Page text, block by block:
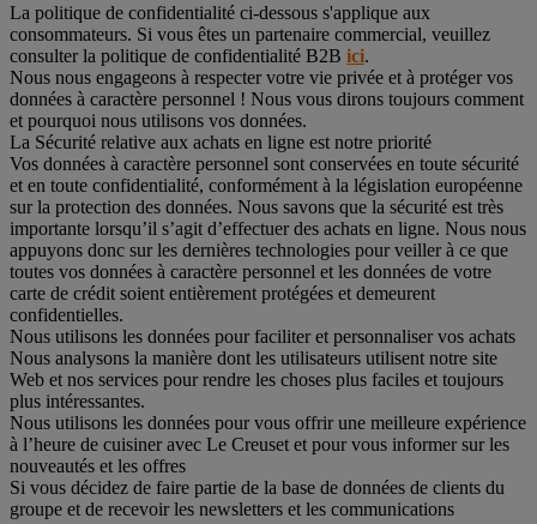
La politique de confidentialité ci-dessous s'applique aux
consommateurs. Si vous êtes un partenaire commercial, veuillez
consulter la politique de confidentialité B2B ici.
Nous nous engageons à respecter votre vie privée et à protéger vos
données à caractère personnel ! Nous vous dirons toujours comment
et pourquoi nous utilisons vos données.
La Sécurité relative aux achats en ligne est notre priorité
Vos données à caractère personnel sont conservées en toute sécurité
et en toute confidentialité, conformément à la législation européenne
sur la protection des données. Nous savons que la sécurité est très
importante lorsqu’il s’agit d’effectuer des achats en ligne. Nous nous
appuyons donc sur les dernières technologies pour veiller à ce que
toutes vos données à caractère personnel et les données de votre
carte de crédit soient entièrement protégées et demeurent
confidentielles.
Nous utilisons les données pour faciliter et personnaliser vos achats
Nous analysons la manière dont les utilisateurs utilisent notre site
Web et nos services pour rendre les choses plus faciles et toujours
plus intéressantes.
Nous utilisons les données pour vous offrir une meilleure expérience
à l’heure de cuisiner avec Le Creuset et pour vous informer sur les
nouveautés et les offres
Si vous décidez de faire partie de la base de données de clients du
groupe et de recevoir les newsletters et les communications